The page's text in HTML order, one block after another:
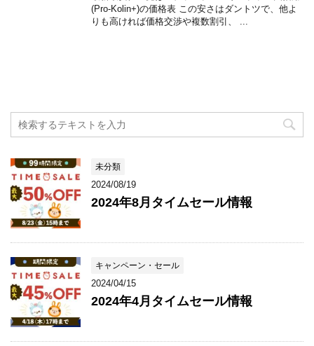
(Pro-Kolin+)の価格表 この安さはダントツで、他よ
りも高ければ価格交渉や複数割引、 ...
未分類
2024/08/19
2024年8月タイムセール情報
キャンペーン・セール
2024/04/15
2024年4月タイムセール情報